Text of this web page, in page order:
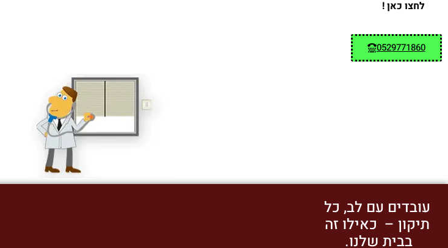
לחצו כאן !
0529771860
עובדים עם לב, כל
תיקון – כאילו זה
בבית שלנו.